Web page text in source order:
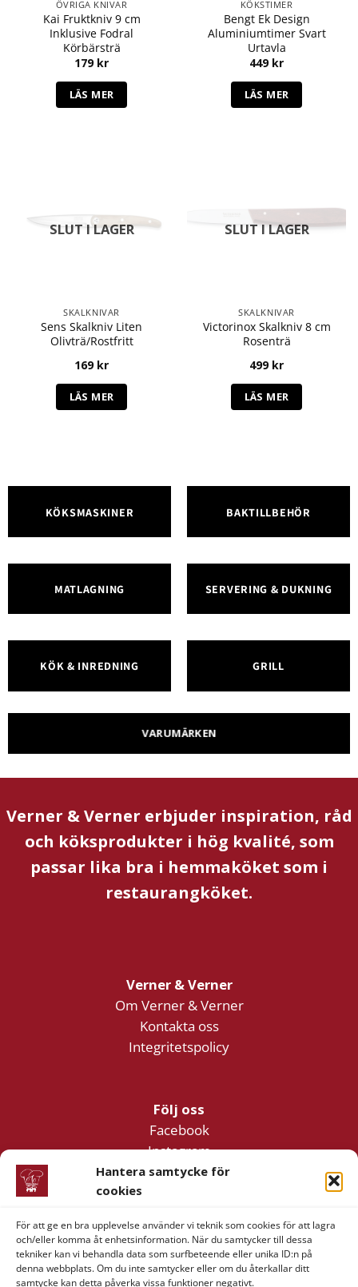
Hantera samtycke för
cookies
För att ge en bra upplevelse använder vi teknik som cookies för att lagra
och/eller komma åt enhetsinformation. När du samtycker till dessa
tekniker kan vi behandla data som surfbeteende eller unika ID:n på
denna webbplats. Om du inte samtycker eller om du återkallar ditt
samtycke kan detta påverka vissa funktioner negativt.
ÖVRIGA KNIVAR
Kai Fruktkniv 9 cm
Inklusive Fodral
Körbärsträ
179 kr
LÄS MER
KÖKSTIMER
Bengt Ek Design
Aluminiumtimer Svart
Urtavla
449 kr
LÄS MER
SLUT I LAGER
SKALKNIVAR
Sens Skalkniv Liten
Olivträ/Rostfritt
169 kr
LÄS MER
SLUT I LAGER
SKALKNIVAR
Victorinox Skalkniv 8 cm
Rosenträ
499 kr
LÄS MER
KÖKSMASKINER BAKTILLBEHÖR
MATLAGNING SERVERING & DUKNING
KÖK & INREDNING GRILL
VARUMÄRKEN
Verner & Verner erbjuder inspiration, råd
och köksprodukter i hög kvalité, som
passar lika bra i hemmaköket som i
restaurangköket.
Verner & Verner
Om Verner & Verner
Kontakta oss
Integritetspolicy
Följ oss
Facebook
Instagram
YouTube
Företagsinformation
Verner & Verner Nordstan AB
Lilla Klädpressaregatan 11